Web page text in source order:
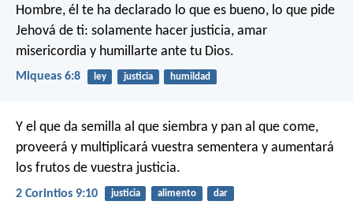
Hombre, él te ha declarado lo que es bueno, lo que pide
Jehová de ti: solamente hacer justicia, amar
misericordia y humillarte ante tu Dios.
Miqueas 6:8 ley justicia humildad
Y el que da semilla al que siembra y pan al que come,
proveerá y multiplicará vuestra sementera y aumentará
los frutos de vuestra justicia.
2 Corintios 9:10 justicia alimento dar